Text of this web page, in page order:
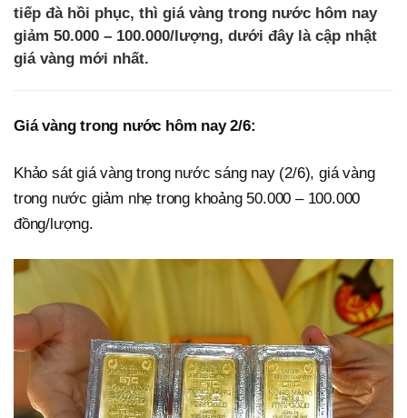
tiếp đà hồi phục, thì giá vàng trong nước hôm nay
giảm 50.000 – 100.000/lượng, dưới đây là cập nhật
giá vàng mới nhất.
Giá vàng trong nước hôm nay 2/6:
Khảo sát giá vàng trong nước sáng nay (2/6), giá vàng
trong nước giảm nhẹ trong khoảng 50.000 – 100.000
đồng/lượng.